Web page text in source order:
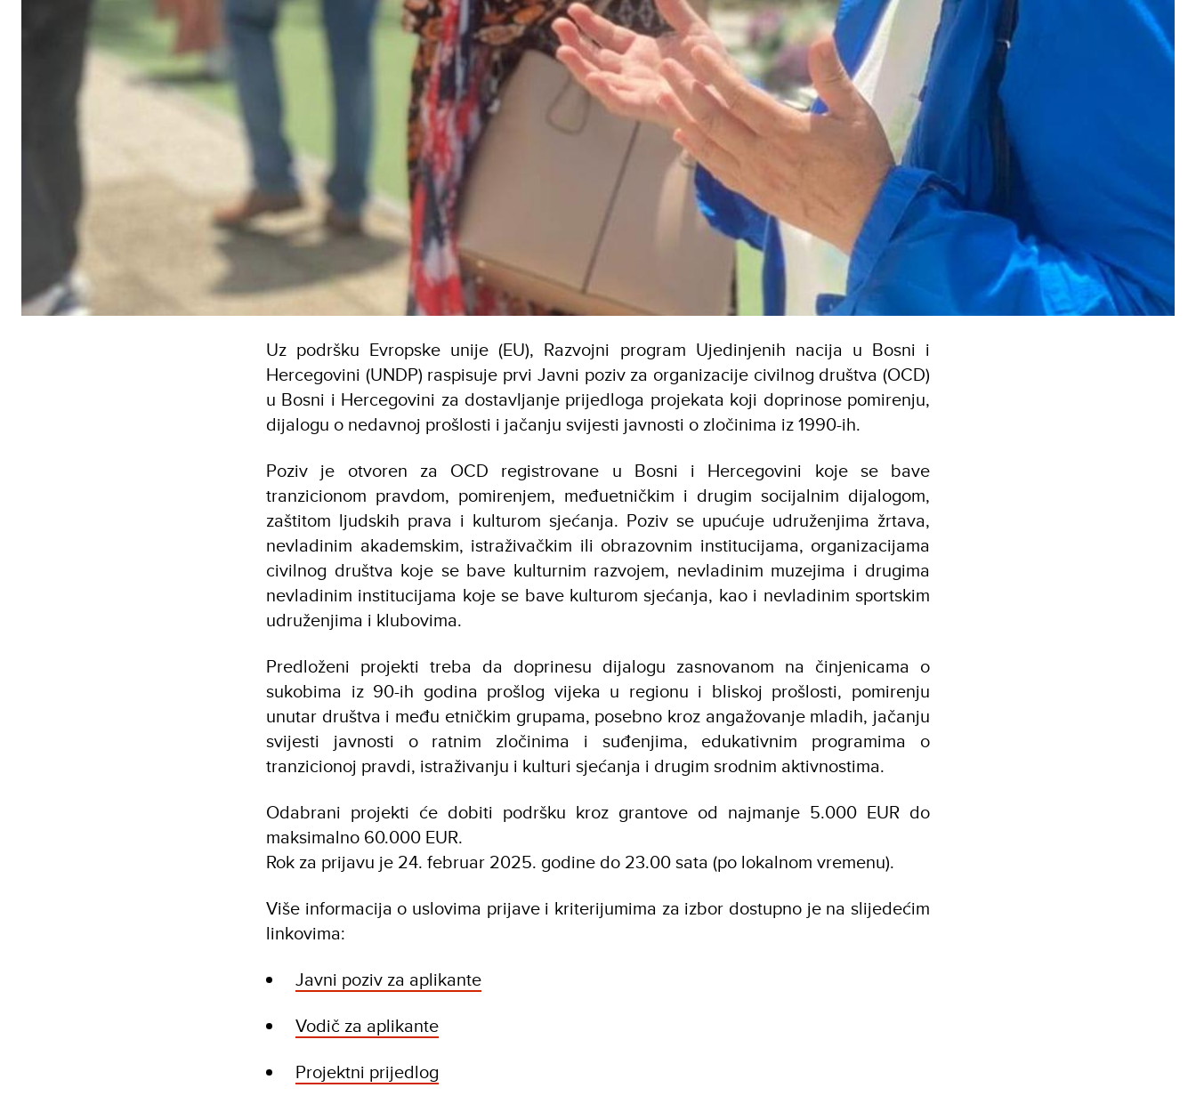
Uz podršku Evropske unije (EU), Razvojni program Ujedinjenih nacija u Bosni i
Hercegovini (UNDP) raspisuje prvi Javni poziv za organizacije civilnog društva (OCD)
u Bosni i Hercegovini za dostavljanje prijedloga projekata koji doprinose pomirenju,
dijalogu o nedavnoj prošlosti i jačanju svijesti javnosti o zločinima iz 1990-ih.
Poziv je otvoren za OCD registrovane u Bosni i Hercegovini koje se bave
tranzicionom pravdom, pomirenjem, međuetničkim i drugim socijalnim dijalogom,
zaštitom ljudskih prava i kulturom sjećanja. Poziv se upućuje udruženjima žrtava,
nevladinim akademskim, istraživačkim ili obrazovnim institucijama, organizacijama
civilnog društva koje se bave kulturnim razvojem, nevladinim muzejima i drugima
nevladinim institucijama koje se bave kulturom sjećanja, kao i nevladinim sportskim
udruženjima i klubovima.
Predloženi projekti treba da doprinesu dijalogu zasnovanom na činjenicama o
sukobima iz 90-ih godina prošlog vijeka u regionu i bliskoj prošlosti, pomirenju
unutar društva i među etničkim grupama, posebno kroz angažovanje mladih, jačanju
svijesti javnosti o ratnim zločinima i suđenjima, edukativnim programima o
tranzicionoj pravdi, istraživanju i kulturi sjećanja i drugim srodnim aktivnostima.
Odabrani projekti će dobiti podršku kroz grantove od najmanje 5.000 EUR do
maksimalno 60.000 EUR.
Rok za prijavu je 24. februar 2025. godine do 23.00 sata (po lokalnom vremenu).
Više informacija o uslovima prijave i kriterijumima za izbor dostupno je na slijedećim
linkovima:
Javni poziv za aplikante
Vodič za aplikante
Projektni prijedlog